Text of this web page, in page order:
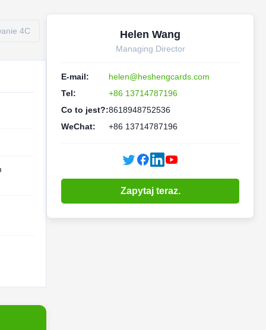
4C Helen Wang
Managing Director
E-mail:
helen@heshengcards.com
Tel:
+86 13714787196
Co to jest?:8618948752536
WeChat:
+86 13714787196
Zapytaj teraz.